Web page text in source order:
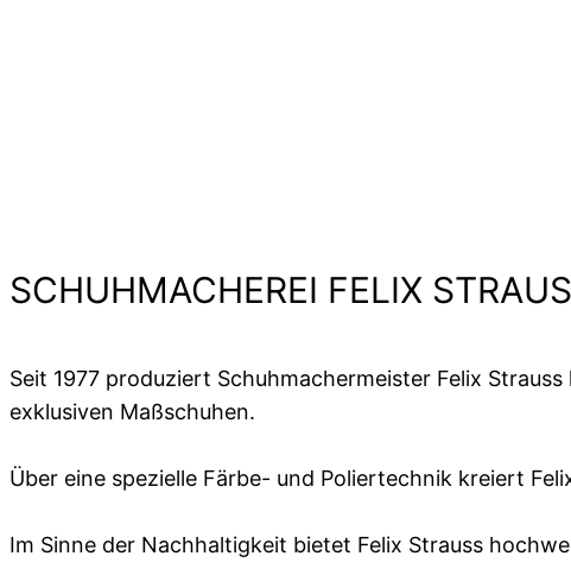
SCHUHMACHEREI FELIX
Seit 1977 produziert Schuhmachermeister Felix
exklusiven Maßschuhen.
Über eine spezielle Färbe- und Poliertechnik kreiert
Im Sinne der Nachhaltigkeit bietet Felix Strauss